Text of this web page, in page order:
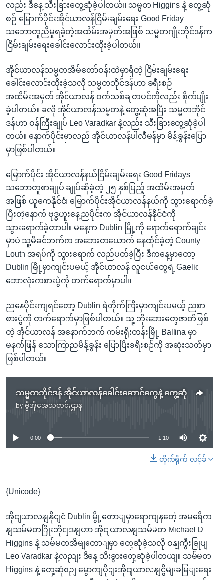
လည်း ဒီနေ့ သီးခြားတွေ့ဆုံခဲ့ပါတယ်။ သမ္မတ Higgins နဲ့ တွေ့ဆုံ
စဉ် မြောက်ပိုင်းအိုင်ယာလန်ငြိမ်းချမ်းရေး Good Friday
သဘောတူညီမှုရခဲ့တဲ့အထိမ်းအမှတ်အဖြစ် သမ္မတဂျိုးဘိုင်ဒန်က
ငြိမ်းချမ်းရေးခေါင်းလောင်းထိုးခဲ့ပါတယ်။
အိုင်ယာလန်သမ္မတအိမ်တော်ဝန်းထဲမှာရှိတဲ့ ငြိမ်းချမ်းရေး
ခေါင်းလောင်းထိုးခဲ့သလို သမ္မတဘိုင်ဒန်ဟာ ခရီးစဉ်
အထိမ်းအမှတ် အိုင်ယာလန် ဝက်သစ်ချတပင်ကိုလည်း စိုက်ပျိုး
ခဲ့ပါတယ်။ ခုလို အိုင်ယာလန်သမ္မတနဲ့ တွေ့ဆုံအပြီး သမ္မတဘိုင်
ဒန်ဟာ ဝန်ကြီးချုပ် Leo Varadkar နဲ့လည်း သီးခြားတွေ့ဆုံခဲ့ပါ
တယ်။ နောက်ပိုင်းမှာလည် အိုင်ယာလန်ပါလီမန်မှာ မိန့်ခွန်းပြော
မှာဖြစ်ပါတယ်။
မြောက်ပိုင်း အိုင်ယာလန်နယ်ငြိမ်းချမ်းရေး Good Fridays
သဘောတူစာချုပ် ချုပ်ဆိုခဲ့တဲ့ ၂၅ နှစ်ပြည့် အထိမ်းအမှတ်
အဖြစ် ယူကေနိုင်ငံ၊ မြောက်ပိုင်းအိုင်ယာလန်နယ်ကို သွားရောက်ခဲ့
ပြီးတဲ့နောက် ဗုဒ္ဓဟူးနေ့ညပိုင်းက အိုင်ယာလန်နိုင်ငံကို
သွားရောက်ခဲ့တာပါ။ မနေ့က Dublin မြို့ကို ရောက်ရောက်ချင်း
မှာပဲ သူ့မိခင်ဘက်က အဘေးတယောက် နေထိုင်ခဲ့တဲ့ County
Louth အရပ်ကို သွားရောက် လည်ပတ်ခဲ့ပြီး ဒီကနေ့မှာတော့
Dublin မြို့မှာကျင်းပမယ့် အိုင်ယာလန် လူငယ်တွေရဲ့ Gaelic
ဘောလုံးကစားပွဲကို တက်ရောက်မှာပါ။
ညနေပိုင်းကျရင်တော့ Dublin ရဲတိုက်ကြီးမှာကျင်းပမယ့် ညစာ
စားပွဲကို တက်ရောက်မှာဖြစ်ပါတယ်။ သူ့ ဘိုးဘေးတွေဇာတိဖြစ်
တဲ့ အိုင်ယာလန် အနောက်ဘက် ကမ်းရိုးတန်းမြို့ Ballina မှာ
မနက်ဖြန် သောကြာညမိန့်ခွန်း ပြောပြီးခရီးစဉ်ကို အဆုံးသတ်မှာ
ဖြစ်ပါတယ်။
သမ္မတဘိုင်ဒန် အိုင်ယာလန်ခေါင်းဆောင်တွေနဲ့ တွေ့ဆုံ
by ဗွီအိုအေသတင်းဌာန
No media source currently available
0:00 1:10
တိုက်ရိုက် လင့်ခ်
{Unicode}
အိုငျယာလနျနိုငျငံ Dublin မွို့တောျမှာရောကျနတေဲ့ အမရေိက
နျသမ်မတဂြိုးဘိုငျဒနျဟာ အိုငျယာလနျသမ်မတ Michael D
Higgins နဲ့ သမ်မတအိမျတောျမှာ တှေ့ဆုံခဲ့သလို ဝနျကွီးခြုပျ
Leo Varadkar နဲ့လညျး ဒီနေ့ သီးခွားတှေ့ဆုံခဲ့ပါတယျ။ သမ်မတ
Higgins နဲ့ တှေ့ဆုံစဉျ မွောကျပိုငျးအိုငျယာလနျငွိမျးခမြျးရေး